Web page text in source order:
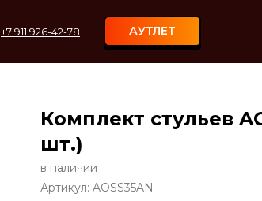
+7 911 926-42-78 АУТЛЕТ
Комплект стульев
шт.)
в наличии
Артикул: AOSS35AN